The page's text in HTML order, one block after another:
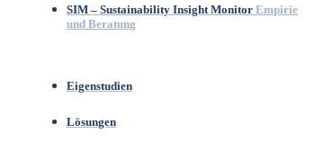
SIM – Sustainability Insight Monitor Empirie
und Beratung
Eigenstudien
Lösungen